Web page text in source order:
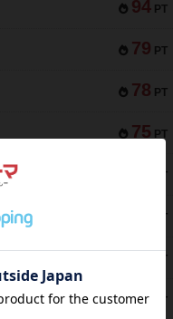
94 PT
79 PT
78 PT
75 PT
PT
PT
66 PT
60 PT